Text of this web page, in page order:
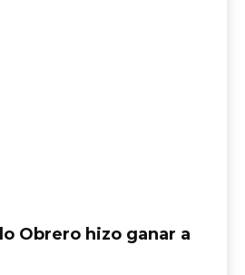
Obrero hizo ganar a